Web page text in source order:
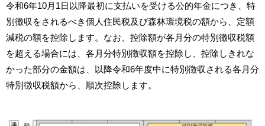
令和6年10月1日以降最初に支払いを受ける公的年金につき、特
別徴収をされるべき個人住民税及び森林環境税の額から、定額
減税の額を控除します。なお、控除額が各月分の特別徴収税額
を超える場合には、各月分特別徴収額を控除し、控除しきれな
かった部分の金額は、以降令和6年度中に特別徴収される各月分
特別徴収税額から、順次控除します。